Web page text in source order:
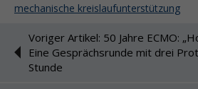
mechanische kreislaufunterstützung
Voriger Artikel: 50 Jahre ECMO:
Eine Gesprächsrunde mit drei
Stunde